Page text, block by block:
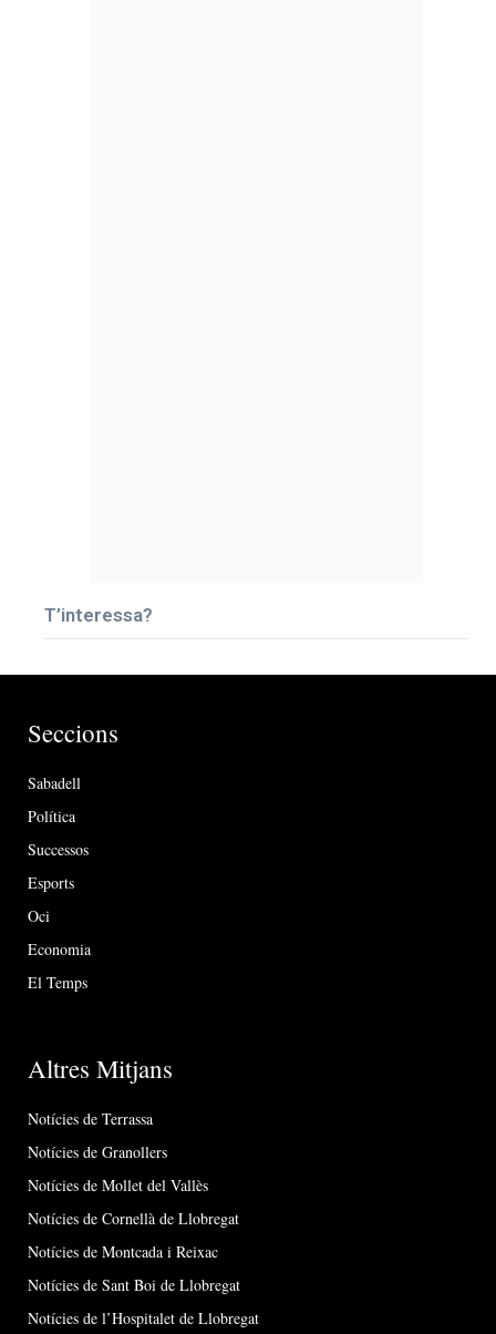
T’interessa?
Seccions
Sabadell
Política
Successos
Esports
Oci
Economia
El Temps
Altres Mitjans
Notícies de Terrassa
Notícies de Granollers
Notícies de Mollet del Vallès
Notícies de Cornellà de Llobregat
Notícies de Montcada i Reixac
Notícies de Sant Boi de Llobregat
Notícies de l’Hospitalet de Llobregat